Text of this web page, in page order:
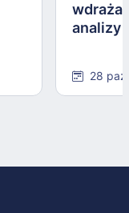
analizy
28